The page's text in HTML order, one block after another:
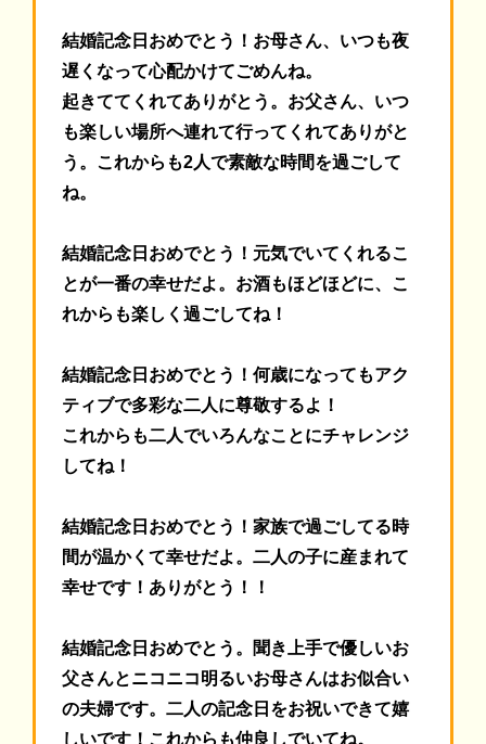
結婚記念日おめでとう！お母さん、いつも夜
遅くなって心配かけてごめんね。
起きててくれてありがとう。お父さん、いつ
も楽しい場所へ連れて行ってくれてありがと
う。これからも2人で素敵な時間を過ごして
ね。
結婚記念日おめでとう！ 元気でいてくれるこ
とが一番の幸せだよ。お酒もほどほどに、こ
れからも楽しく過ごしてね！
結婚記念日おめでとう！何歳になってもアク
ティブで多彩な二人に尊敬するよ！
これからも二人でいろんなことにチャレンジ
してね！
結婚記念日おめでとう！家族で過ごしてる時
間が温かくて幸せだよ。二人の子に産まれて
幸せです！ありがとう！！
結婚記念日おめでとう。聞き上手で優しいお
父さんとニコニコ明るいお母さんはお似合い
の夫婦です。二人の記念日をお祝いできて嬉
しいです！これからも仲良しでいてね。